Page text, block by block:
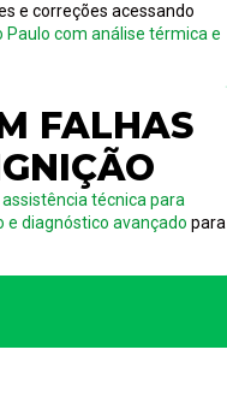
e correções acessando
com análise térmica e
FALHAS
assistência técnica para
diagnóstico avançado para